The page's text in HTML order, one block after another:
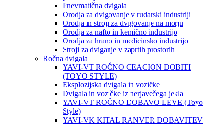
Pnevmatična dvigala
Orodja za dvigovanje v rudarski industriji
Orodja in stroji za dvigovanje na morju
Orodja za nafto in kemično industrijo
Orodja za hrano in medicinsko industrijo
Stroji za dviganje v zaprtih prostorih
Ročna dvigala
YAVI-VT ROČNO CEACION DOBITI
(TOYO STYLE)
Eksplozijska dvigala in vozičke
Dvigala in vozičke iz nerjavečega jekla
YAVI-VT ROČNO DOBAVO LEVE (Toyo
Style)
YAVI-VK KITAL RANVER DOBAVITEV